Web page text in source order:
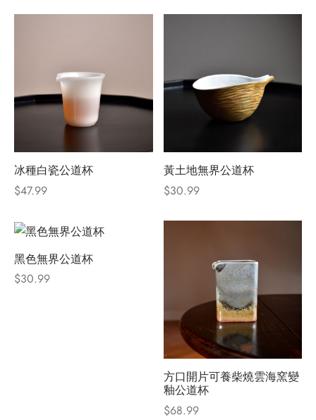
冰種白瓷公道杯
$47.99
黃土地無界公道杯
$30.99
黑色無界公道杯
$30.99
方口開片可養柴燒雲海窯變
釉公道杯
$68.99